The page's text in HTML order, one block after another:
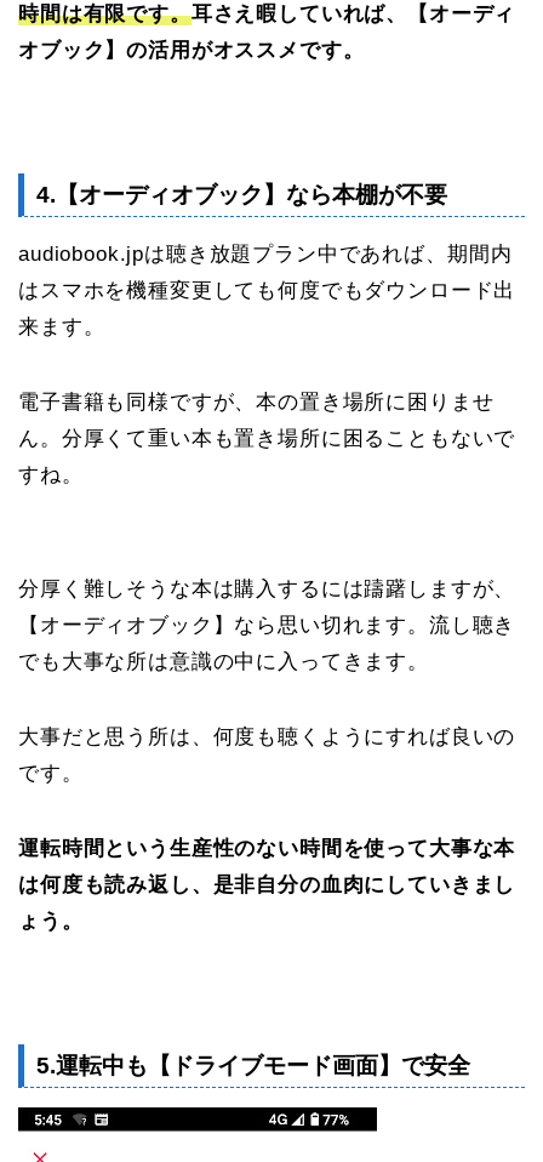
時間は有限です。耳さえ暇していれば、【オーディ
オブック】の活用がオススメです。
4.【オーディオブック】なら本棚が不要
audiobook.jpは聴き放題プラン中であれば、期間内
はスマホを機種変更しても何度でもダウンロード出
来ます。
電子書籍も同様ですが、本の置き場所に困りませ
ん。分厚くて重い本も置き場所に困ることもないで
すね。
分厚く難しそうな本は購入するには躊躇しますが、
【オーディオブック】なら思い切れます。流し聴き
でも大事な所は意識の中に入ってきます。
大事だと思う所は、何度も聴くようにすれば良いの
です。
運転時間という生産性のない時間を使って大事な本
は何度も読み返し、是非自分の血肉にしていきまし
ょう。
5.運転中も【ドライブモード画面】で安全